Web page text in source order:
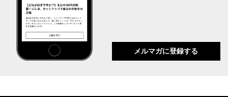
メルマガに登録する